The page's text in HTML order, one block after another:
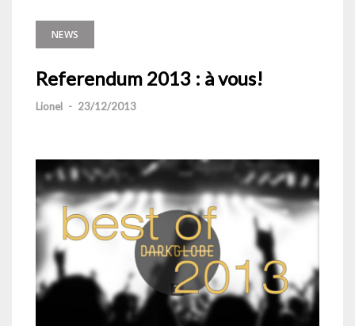
NEWS
Referendum 2013 : à vous!
Lionel - 23/12/2013